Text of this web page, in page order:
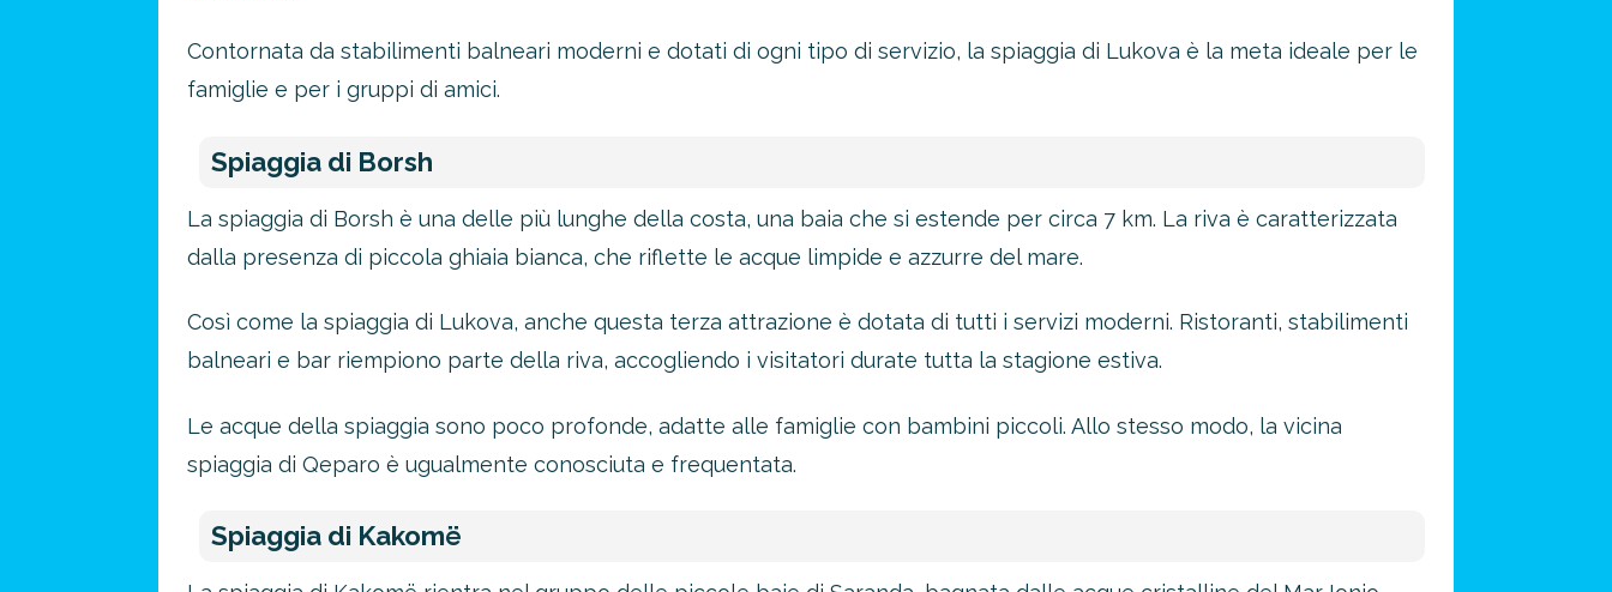
Contornata da stabilimenti balneari moderni e dotati di ogni tipo di servizio, la spiaggia di Lukova è la meta ideale per le
famiglie e per i gruppi di amici.
Spiaggia di Borsh
La spiaggia di Borsh è una delle più lunghe della costa, una baia che si estende per circa 7 km. La riva è caratterizzata
dalla presenza di piccola ghiaia bianca, che riflette le acque limpide e azzurre del mare.
Così come la spiaggia di Lukova, anche questa terza attrazione è dotata di tutti i servizi moderni. Ristoranti, stabilimenti
balneari e bar riempiono parte della riva, accogliendo i visitatori durate tutta la stagione estiva.
Le acque della spiaggia sono poco profonde, adatte alle famiglie con bambini piccoli. Allo stesso modo, la vicina
spiaggia di Qeparo è ugualmente conosciuta e frequentata.
Spiaggia di Kakomë